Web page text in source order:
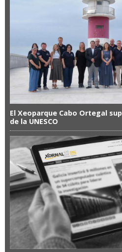
El Xeoparque Cabo Ortegal
de la UNESCO